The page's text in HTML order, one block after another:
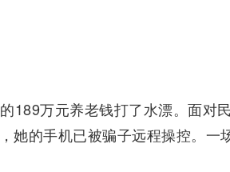
189万元养老钱打了水漂。面对民
她的手机已被骗子远程操控。一